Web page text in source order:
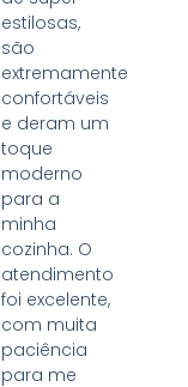
estilosas,
são
extremamente
confortáveis
e deram um
toque
moderno
para a
minha
cozinha. O
atendimento
foi excelente,
com muita
paciência
para me